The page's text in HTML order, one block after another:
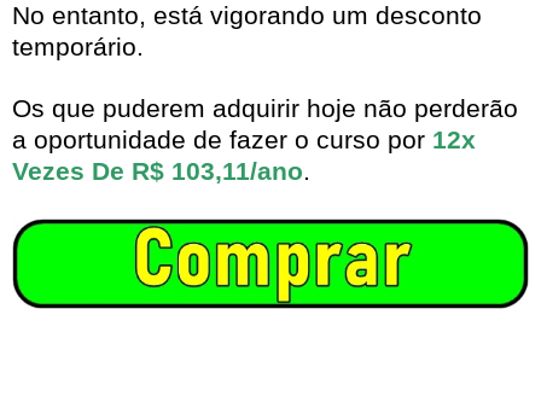
No entanto, está vigorando um desconto
temporário.
Os que puderem adquirir hoje não perderão
a oportunidade de fazer o curso por 12x
Vezes De R$ 103,11/ano.